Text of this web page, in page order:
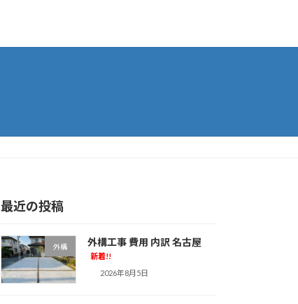
最近の投稿
外構 外構工事 費用 内訳 名古屋
新着!!
2026年8月5日